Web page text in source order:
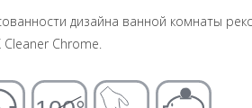
дизайна ванной комнаты
Cleaner Chrome.